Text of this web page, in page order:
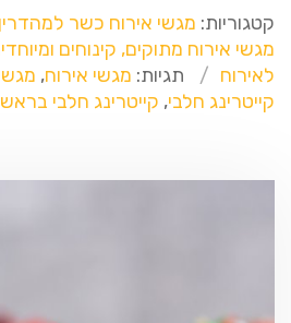
קטגוריות: מגשי אירוח כשר למהדרין
מגשי אירוח מתוקים, קינוחים
לאירוח
תגיות: מגשי אירוח,
קייטרינג חלבי, קייטרינג חלבי